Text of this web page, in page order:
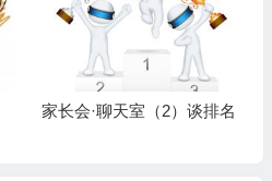
家长会·聊天室（2）谈排名